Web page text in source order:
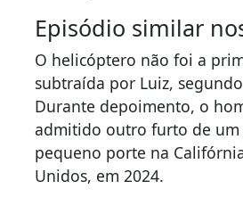
Episódio similar
O helicóptero não foi a
subtraída por Luiz,
Durante depoimento, o
admitido outro furto de um
pequeno porte na
Unidos, em 2024.